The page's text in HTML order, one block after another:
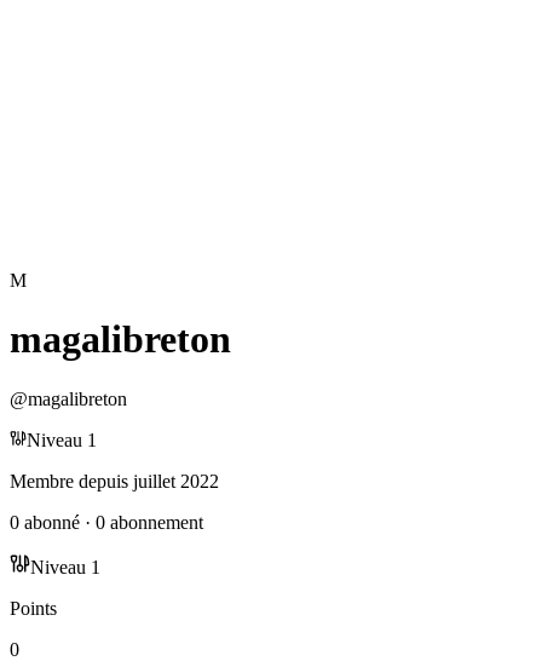
M
magalibreton
@magalibreton
Niveau 1
Membre depuis juillet 2022
0 abonné · 0 abonnement
Niveau 1
Points
0